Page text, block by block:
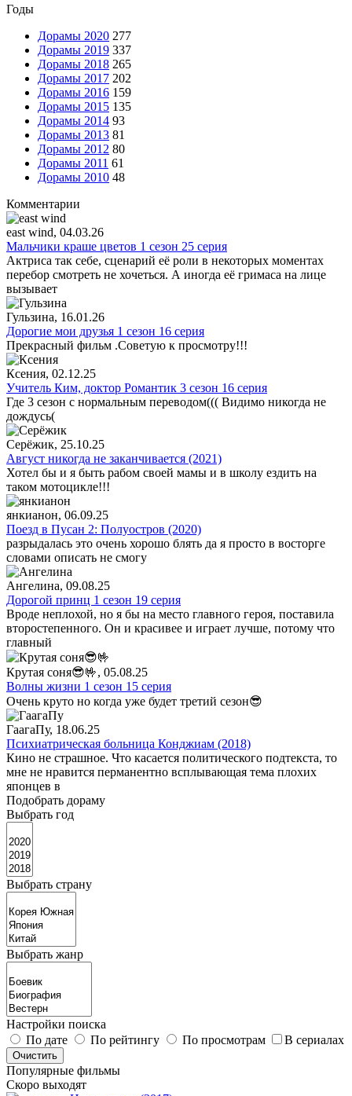
Годы
Дорамы 2020 277
Дорамы 2019 337
Дорамы 2018 265
Дорамы 2017 202
Дорамы 2016 159
Дорамы 2015 135
Дорамы 2014 93
Дорамы 2013 81
Дорамы 2012 80
Дорамы 2011 61
Дорамы 2010 48
Комментарии
east wind, 04.03.26
Мальчики краше цветов 1 сезон 25 серия
Актриса так себе, сценарий её роли в некоторых моментах
перебор смотреть не хочеться. А иногда её гримаса на лице
вызывает
Гульзина, 16.01.26
Дорогие мои друзья 1 сезон 16 серия
Прекрасный фильм .Советую к просмотру!!!
Ксения, 02.12.25
Учитель Ким, доктор Романтик 3 сезон 16 серия
Где 3 сезон с нормальным переводом((( Видимо никогда не
дождусь(
Серёжик, 25.10.25
Август никогда не заканчивается (2021)
Хотел бы и я быть рабом своей мамы и в школу ездить на
таком мотоцикле!!!
янкианон, 06.09.25
Поезд в Пусан 2: Полуостров (2020)
разрыдалась это очень хорошо блять да я просто в восторге
словами описать не смогу
Ангелина, 09.08.25
Дорогой принц 1 сезон 19 серия
Вроде неплохой, но я бы на место главного героя, поставила
второстепенного. Он и красивее и играет лучше, потому что
главный
Крутая соня😎🤟, 05.08.25
Волны жизни 1 сезон 15 серия
Очень круто но когда уже будет третий сезон😎
ГаагаПу, 18.06.25
Психиатрическая больница Конджиам (2018)
Кино не страшное. Что касается политического подтекста, то
мне не нравится перманентно всплывающая тема плохих
японцев в
Подобрать дораму
Выбрать год
Выбрать страну
Выбрать жанр
Настройки поиска
По дате
По рейтингу По просмотрам В сериалах
Популярные фильмы
Скоро выходят